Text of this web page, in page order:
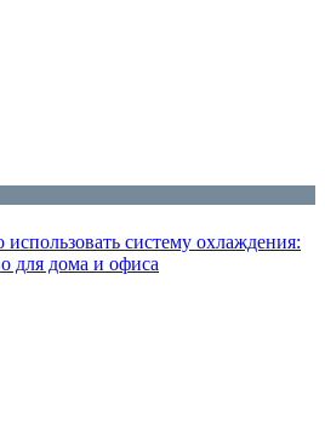
систему охлаждения:
для дома и офиса